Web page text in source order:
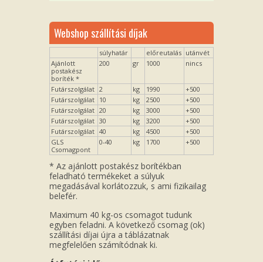
Webshop szállítási díjak
súlyhatár előreutalás utánvét
Ajánlott
postakész
boríték *
200 gr 1000 nincs
Futárszolgálat 2 kg 1990
+500
Futárszolgálat 10 kg 2500
+500
Futárszolgálat 20 kg 3000
+500
Futárszolgálat 30 kg 3200
+500
Futárszolgálat 40 kg 4500
+500
GLS
Csomagpont
0-40 kg 1700 +500
* Az ajánlott postakész borítékban
feladható termékeket a súlyuk
megadásával korlátozzuk, s ami fizikailag
belefér.
Maximum 40 kg-os csomagot tudunk
egyben feladni. A következő csomag (ok)
szállítási díjai újra a táblázatnak
megfelelően számítódnak ki.